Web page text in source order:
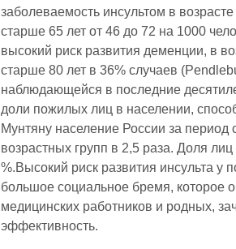
заболеваемость инсультом в
старше 65 лет от 46 до 72 на 1000
высокий риск развития деменции, в
старше 80 лет в 36% случаев
наблюдающейся в последние
доли пожилых лиц в населении,
Мунтяну население России за период
возрастных групп в 2,5 раза. Доля
%.Высокий риск развития инсульта
большое социальное бремя, которое
медицинских работников и родных,
эффективность.